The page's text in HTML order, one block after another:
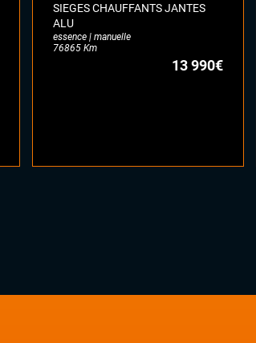
SIEGES CHAUFFANTS JANTES
ALU
essence | manuelle
76865 Km
13 990€